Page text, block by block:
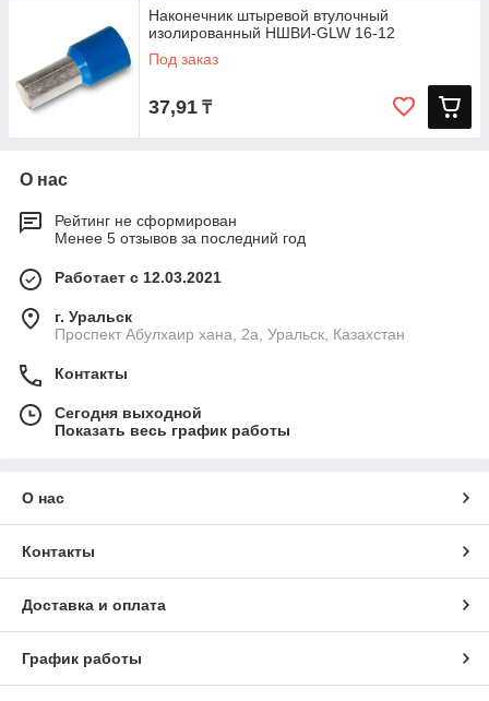
Наконечник штыревой втулочный
изолированный НШВИ-GLW 16-12
Под заказ
37,91 ₸
О нас
Рейтинг не сформирован
Менее 5 отзывов за последний год
Работает с 12.03.2021
г. Уральск
Проспект Абулхаир хана, 2а, Уральск, Казахстан
Контакты
Сегодня выходной
Показать весь график работы
О нас
Контакты
Доставка и оплата
График работы